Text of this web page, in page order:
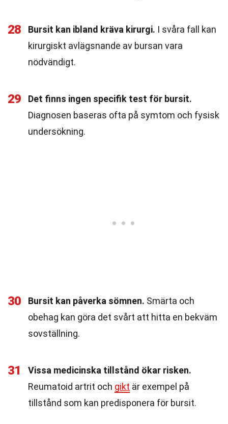
28 Bursit kan ibland kräva kirurgi. I svåra fall kan
kirurgiskt avlägsnande av bursan vara
nödvändigt.
29
Det finns ingen specifik test för bursit.
Diagnosen baseras ofta på symtom och fysisk
undersökning.
30 Bursit kan påverka sömnen. Smärta och
obehag kan göra det svårt att hitta en bekväm
sovställning.
31
Vissa medicinska tillstånd ökar risken.
Reumatoid artrit och gikt är exempel på
tillstånd som kan predisponera för bursit.